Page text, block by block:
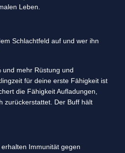
Leben.
Schlachtfeld auf und wer ihn
und mehr Rüstung und
für deine erste Fähigkeit ist
die Fähigkeit Aufladungen,
zurückerstattet. Der Buff hält
Immunität gegen